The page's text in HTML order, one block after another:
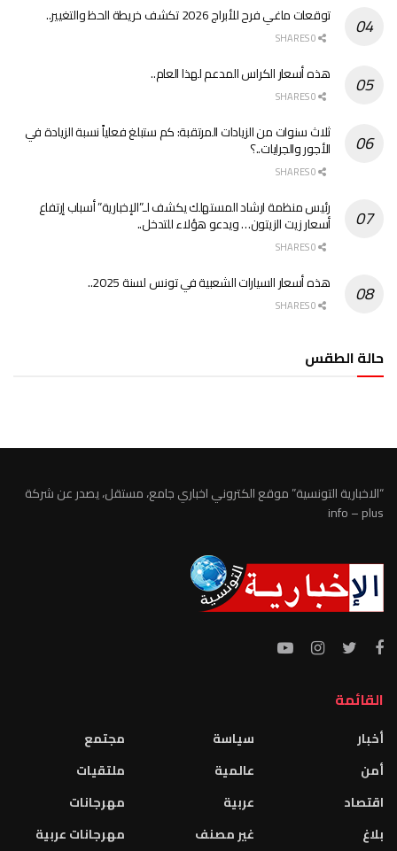
توقعات ماغي فرح للأبراج 2026 تكشف خريطة الحظ والتغيير..
هذه أسعار الكراس المدعم لهذا العام..
ثلاث سنوات من الزيادات المرتقبة: كم ستبلغ فعلياً نسبة الزيادة في
الأجور والجرايات..؟
رئيس منظمة ارشاد المستهلك يكشف لـ”الإخبارية” أسباب إرتفاع
أسعار زيت الزيتون… ويدعو هؤلاء للتدخل..
هذه أسعار السيارات الشعبية في تونس لسنة 2025..
حالة الطقس
“الاخبارية التونسية” موقع الكتروني اخباري جامع، مستقل، يصدر عن شركة
info – plus
القائمة
أخبار
أمن
اقتصاد
بلاغ
سياسة
عالمية
عربية
غير مصنف
مجتمع
ملتقيات
مهرجانات
مهرجانات عربية